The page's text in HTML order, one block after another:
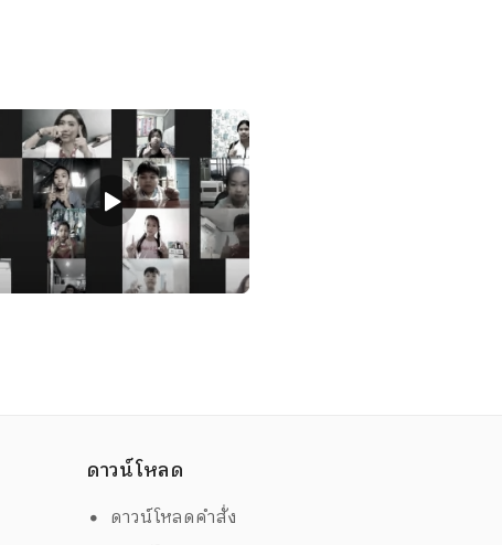
ดาวน์โหลด
ดาวน์โหลดคำสั่ง